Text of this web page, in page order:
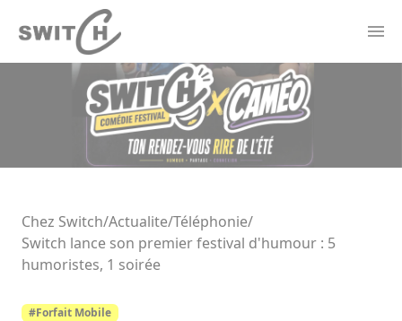
Offres Électricité
Forfaits Mobile
Borne de recharge
Chez Switch/Actualite/Téléphonie/
Switch lance son premier festival d'humour : 5
humoristes, 1 soirée
#Forfait Mobile
Panneau de gestion des cookies